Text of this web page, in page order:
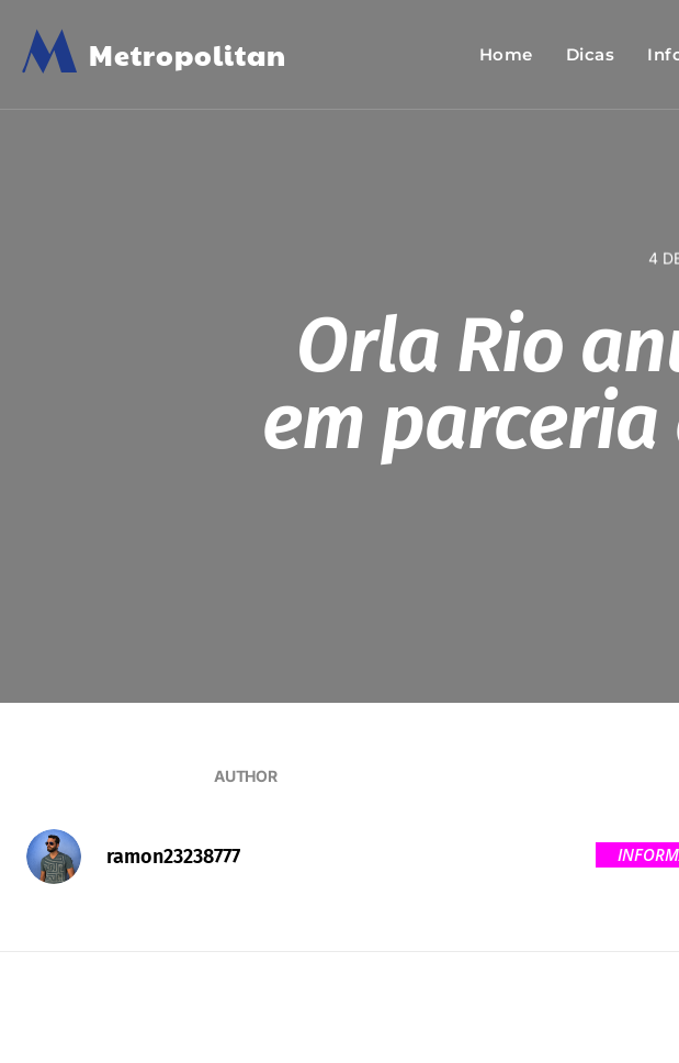
M Metropolitan Home Dicas
4
Orla Rio
em
AUTHOR
ramon23238777